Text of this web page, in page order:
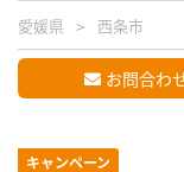
愛媛県 西条市
お問合わ
キャンペーン